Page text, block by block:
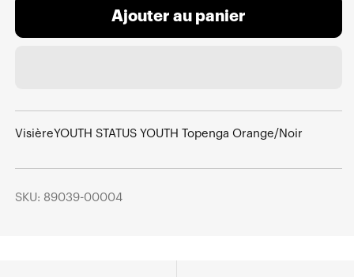
Ajouter au panier
VisièreYOUTH STATUS YOUTH Topenga Orange/Noir
SKU: 89039-00004